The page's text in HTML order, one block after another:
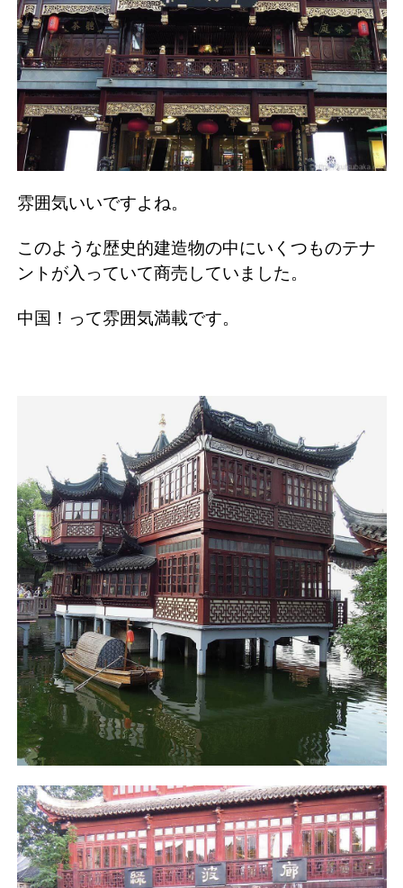
雰囲気いいですよね。
このような歴史的建造物の中にいくつものテナ
ントが入っていて商売していました。
中国！って雰囲気満載です。